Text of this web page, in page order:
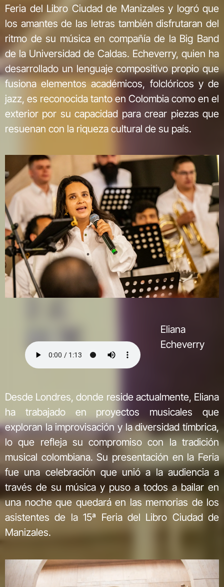
Feria del Libro Ciudad de Manizales y logró que
los amantes de las letras también disfrutaran del
ritmo de su música en compañía de la Big Band
de la Universidad de Caldas. Echeverry, quien ha
desarrollado un lenguaje compositivo propio que
fusiona elementos académicos, folclóricos y de
jazz, es reconocida tanto en Colombia como en el
exterior por su capacidad para crear piezas que
resuenan con la riqueza cultural de su país.
Eliana
Echeverry
Desde Londres, donde reside actualmente, Eliana
ha trabajado en proyectos musicales que
exploran la improvisación y la diversidad tímbrica,
lo que refleja su compromiso con la tradición
musical colombiana. Su presentación en la Feria
fue una celebración que unió a la audiencia a
través de su música y puso a todos a bailar en
una noche que quedará en las memorias de los
asistentes de la 15ª Feria del Libro Ciudad de
Manizales.